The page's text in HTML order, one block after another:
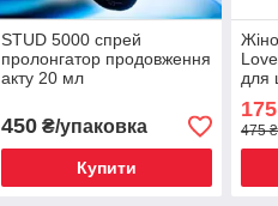
STUD 5000 спрей
пролонгатор продовження
акту 20 мл
450₴/упаковка
Купити
для
175
475